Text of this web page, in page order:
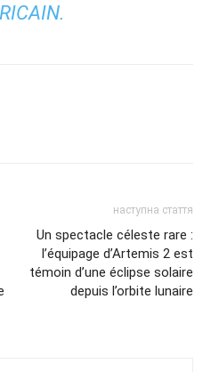
наступна стаття
Un spectacle céleste rare :
l’équipage d’Artemis 2 est
témoin d’une éclipse solaire
depuis l’orbite lunaire